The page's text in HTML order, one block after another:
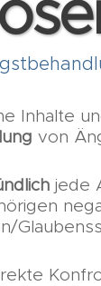
Inhalte
von
jede